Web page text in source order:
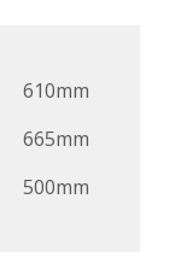
610mm
665mm
500mm